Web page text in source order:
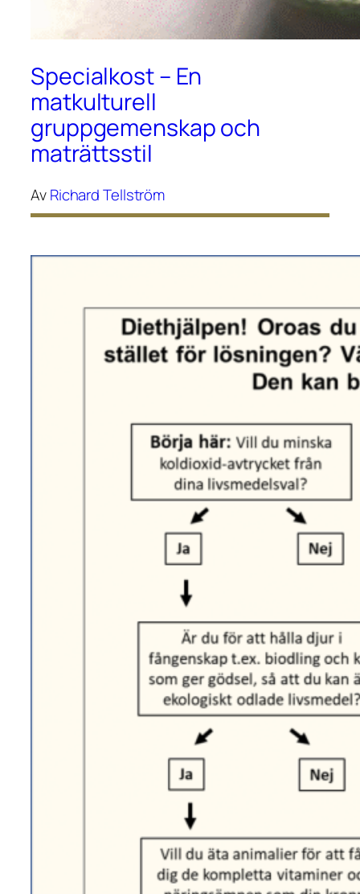
Specialkost – En
matkulturell
gruppgemenskap och
maträttsstil
AvRichard Tellström